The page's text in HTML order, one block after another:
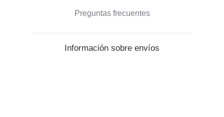
Preguntas frecuentes
Información sobre envíos